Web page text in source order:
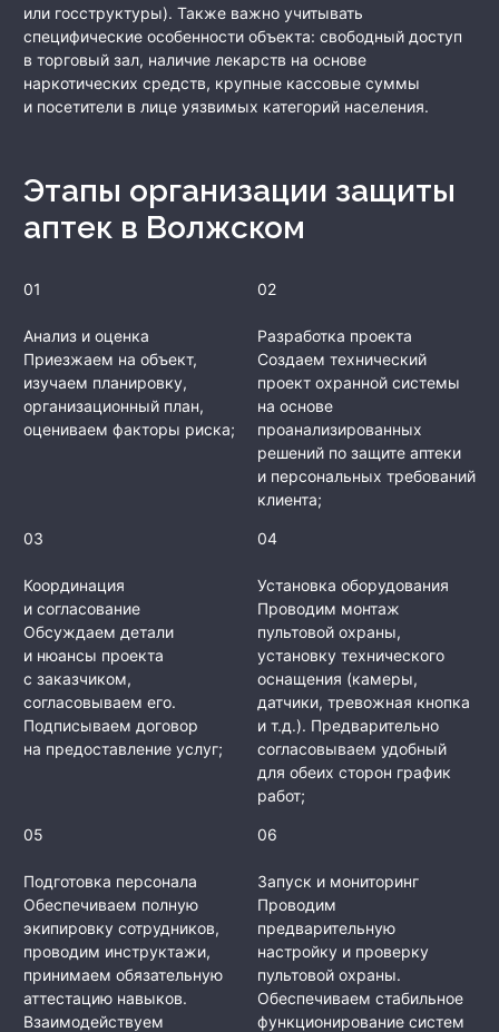
или госструктуры). Также важно учитывать
специфические особенности объекта: свободный доступ
в торговый зал, наличие лекарств на основе
наркотических средств, крупные кассовые суммы
и посетители в лице уязвимых категорий населения.
Этапы организации защиты
аптек в Волжском
01
Анализ и оценка
Приезжаем на объект,
изучаем планировку,
организационный план,
оцениваем факторы риска;
02
Разработка проекта
Создаем технический
проект охранной системы
на основе
проанализированных
решений по защите аптеки
и персональных требований
клиента;
03
Координация
и согласование
Обсуждаем детали
и нюансы проекта
с заказчиком,
согласовываем его.
Подписываем договор
на предоставление услуг;
04
Установка оборудования
Проводим монтаж
пультовой охраны,
установку технического
оснащения (камеры,
датчики, тревожная кнопка
и т.д.). Предварительно
согласовываем удобный
для обеих сторон график
работ;
05
Подготовка персонала
Обеспечиваем полную
экипировку сотрудников,
проводим инструктажи,
принимаем обязательную
аттестацию навыков.
Взаимодействуем
06
Запуск и мониторинг
Проводим
предварительную
настройку и проверку
пультовой охраны.
Обеспечиваем стабильное
функционирование систем